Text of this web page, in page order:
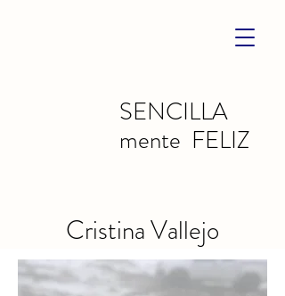
SENCILLA
mente FELIZ
Cristina Vallejo